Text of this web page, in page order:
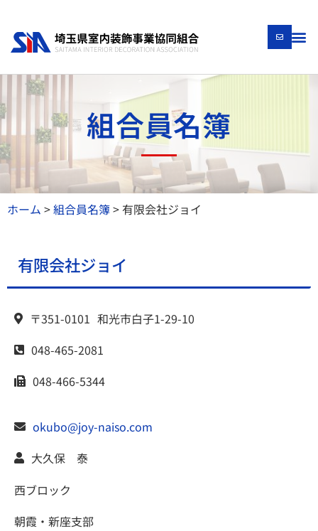
組合員名簿
ホーム >組合員名簿> 有限会社ジョイ
有限会社ジョイ
〒351-0101 和光市白子1-29-10
048-465-2081
048-466-5344
okubo@joy-naiso.com
大久保 泰
西ブロック
朝霞・新座支部